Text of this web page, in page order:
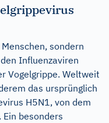
sondern
Influenzaviren
Vogelgrippe. Weltweit
das ursprünglich
H5N1, von dem
besonders